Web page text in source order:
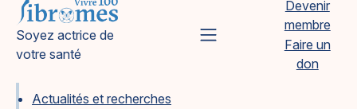
Skip
content
Vivre 100 Fibromes
Soyez actrice de
votre santé
Primary Menu
Devenir
membre
Faire un
don
Actualités et recherches